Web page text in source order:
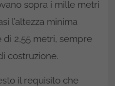
sopra i mille metri
l’altezza minima
2,55 metri, sempre
costruzione.
il requisito che